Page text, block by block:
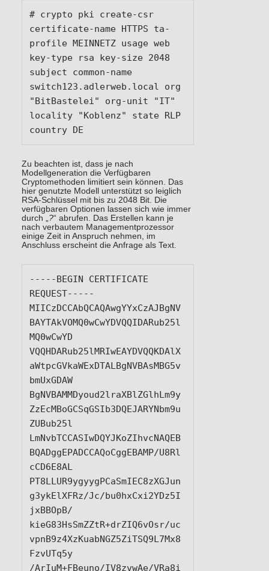
# crypto pki create-csr
certificate-name HTTPS ta-
profile MEINNETZ usage web
key-type rsa key-size 2048
subject common-name
switch123.adlerweb.local org
"BitBastelei" org-unit "IT"
locality "Koblenz" state RLP
country DE
Zu beachten ist, dass je nach
Modellgeneration die Verfügbaren
Cryptomethoden limitiert sein können. Das
hier genutzte Modell unterstützt so leiglich
RSA-Schlüssel mit bis zu 2048 Bit. Die
verfügbaren Optionen lassen sich wie immer
durch „?“ abrufen. Das Erstellen kann je
nach verbautem Managementprozessor
einige Zeit in Anspruch nehmen, im
Anschluss erscheint die Anfrage als Text.
-----BEGIN CERTIFICATE
REQUEST-----
MIICzDCCAbQCAQAwgYYxCzAJBgNV
BAYTAkVOMQ0wCwYDVQQIDARub25l
MQ0wCwYD
VQQHDARub25lMRIwEAYDVQQKDAlX
aWtpcGVkaWExDTALBgNVBAsMBG5v
bmUxGDAW
BgNVBAMMDyoud2lraXBlZGlhLm9y
ZzEcMBoGCSqGSIb3DQEJARYNbm9u
ZUBub25l
LmNvbTCCASIwDQYJKoZIhvcNAQEB
BQADggEPADCCAQoCggEBAMP/U8Rl
cCD6E8AL
PT8LLUR9ygyygPCaSmIEC8zXGJun
g3ykElXFRz/Jc/bu0hxCxi2YDz5I
jxBBOpB/
kieG83HsSmZZtR+drZIQ6vOsr/uc
vpnB9z4XzKuabNGZ5ZiTSQ9L7Mx8
FzvUTq5y
/ArIuM+FBeuno/IV8zvwAe/VRa8i